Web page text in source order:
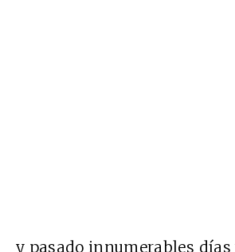
y pasado innumerables días